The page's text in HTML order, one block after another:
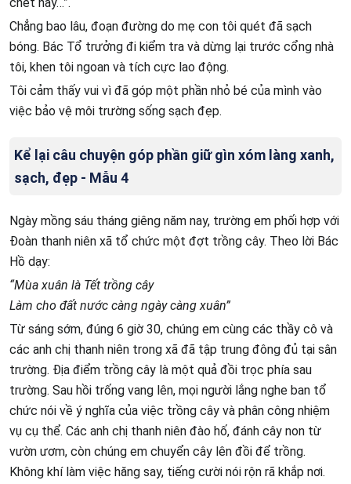
Chẳng bao lâu, đoạn đường do mẹ con tôi quét đã sạch
bóng. Bác Tổ trưởng đi kiểm tra và dừng lại trước cổng nhà
tôi, khen tôi ngoan và tích cực lao động.
Tôi cảm thấy vui vì đã góp một phần nhỏ bé của mình vào
việc bảo vệ môi trường sống sạch đẹp.
Kể lại câu chuyện góp phần giữ gìn xóm làng xanh,
sạch, đẹp - Mẫu 4
Ngày mồng sáu tháng giêng năm nay, trường em phối hợp với
Đoàn thanh niên xã tổ chức một đợt trồng cây. Theo lời Bác
Hồ dạy:
“Mùa xuân là Tết trồng cây
Làm cho đất nước càng ngày càng xuân”
Từ sáng sớm, đúng 6 giờ 30, chúng em cùng các thầy cô và
các anh chị thanh niên trong xã đã tập trung đông đủ tại sân
trường. Địa điểm trồng cây là một quả đồi trọc phía sau
trường. Sau hồi trống vang lên, mọi người lắng nghe ban tổ
chức nói về ý nghĩa của việc trồng cây và phân công nhiệm
vụ cụ thể. Các anh chị thanh niên đào hố, đánh cây non từ
vườn ươm, còn chúng em chuyển cây lên đồi để trồng.
Không khí làm việc hăng say, tiếng cười nói rộn rã khắp nơi.